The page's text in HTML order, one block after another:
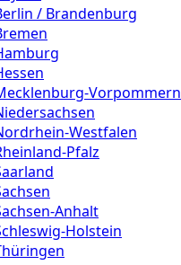
/ Brandenburg
Vorpommern
Westfalen
Pfalz
Anhalt
Holstein